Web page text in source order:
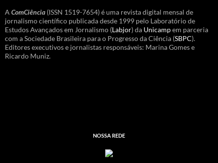
A ComCiência (ISSN 1519-7654) é uma revista digital mensal de
jornalismo científico publicada desde 1999 pelo Laboratório de
Estudos Avançados em Jornalismo (Labjor) da Unicampem parceria
com a Sociedade Brasileira para o Progresso da Ciência (SBPC).
Editores executivos e jornalistas responsáveis: Marina Gomes e
Ricardo Muniz.
NOSSA REDE